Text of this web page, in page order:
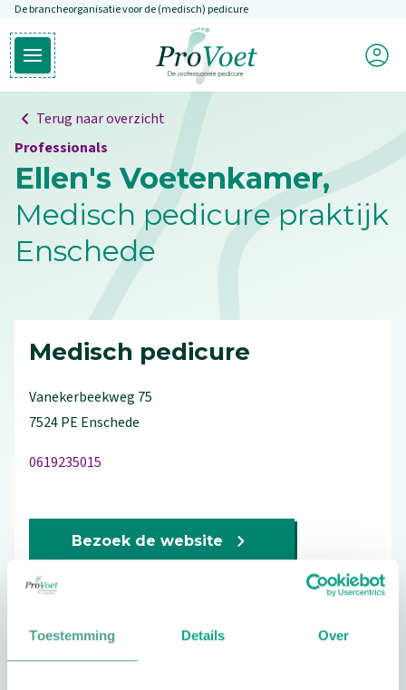
Toestemming Details Over
Overslaan en naar de inhoud gaan
De brancheorganisatie voor de (medisch) pedicure
Open hoofdmenu
Ga naar de homepagina
Mijn
Terug naar overzicht
Professionals
Ellen's Voetenkamer,
Medisch pedicure praktijk
Enschede
Medisch pedicure
Vanekerbeekweg 75
7524 PE Enschede
0619235015
Bezoek de website